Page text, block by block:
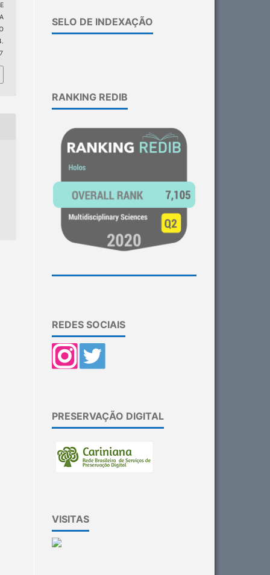
SELO DE INDEXAÇÃO
RANKING REDIB
REDES SOCIAIS
PRESERVAÇÃO DIGITAL
VISITAS